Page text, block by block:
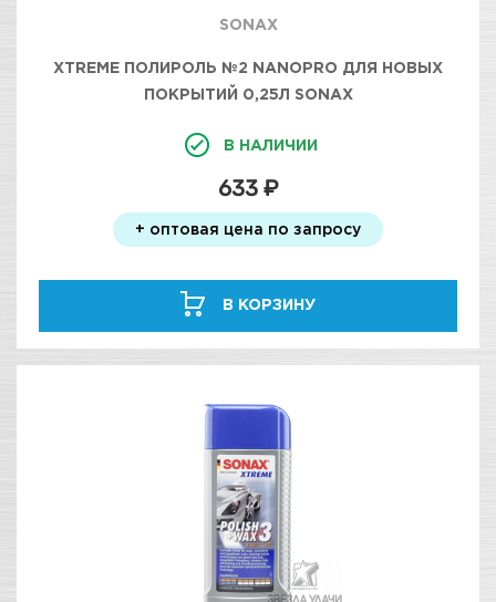
SONAX
XTREME ПОЛИРОЛЬ №2 NANOPRO ДЛЯ НОВЫХ
ПОКРЫТИЙ 0,25Л SONAX
В НАЛИЧИИ
633 ₽
+ оптовая цена по запросу
В КОРЗИНУ